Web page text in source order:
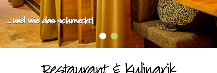
... und wie das schmeckt!